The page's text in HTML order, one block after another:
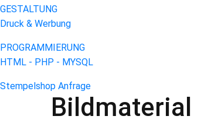
GESTALTUNG
Druck & Werbung
PROGRAMMIERUNG
HTML - PHP - MYSQL
Stempelshop Anfrage
Bildmaterial